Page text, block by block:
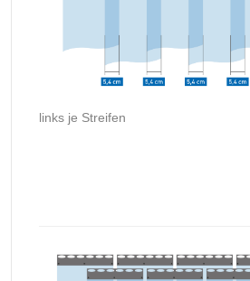
links je Streifen